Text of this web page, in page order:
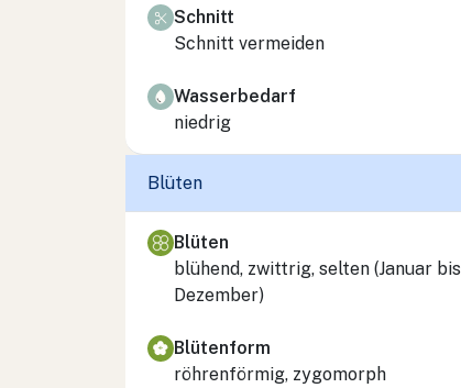
Schnitt
Schnitt vermeiden
Wasserbedarf
niedrig
Blüten
Blüten
blühend, zwittrig, selten (Januar bis
Dezember)
Blütenform
röhrenförmig, zygomorph